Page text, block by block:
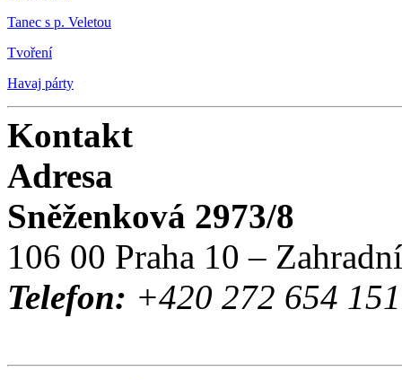
Tanec s p. Veletou
Tvoření
Havaj párty
Kontakt
Adresa
Sněženková 2973/8
106 00 Praha 10 –
Telefon: +420 272 654